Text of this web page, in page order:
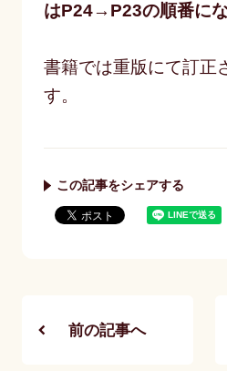
はP24→P23の順番にな
書籍では重版にて訂正
す。​
この記事をシェアする
前の記事へ